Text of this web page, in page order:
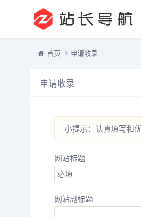
首页 申请收录
申请收录
小提示：认真填写和
网站标题
网站副标题